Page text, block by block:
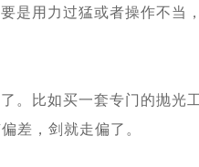
是用力过猛或者操作不
比如买一套专门的抛光
差，剑就走偏了。